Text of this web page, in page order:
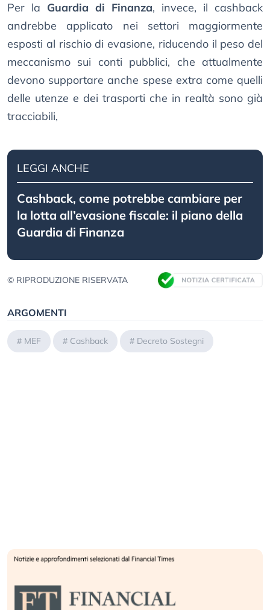
Per la Guardia di Finanza, invece, il cashback
andrebbe applicato nei settori maggiormente
esposti al rischio di evasione, riducendo il peso del
meccanismo sui conti pubblici, che attualmente
devono supportare anche spese extra come quelli
delle utenze e dei trasporti che in realtà sono già
tracciabili,
LEGGI ANCHE
Cashback, come potrebbe cambiare per
la lotta all’evasione fiscale: il piano della
Guardia di Finanza
© RIPRODUZIONE RISERVATA
ARGOMENTI
# MEF # Cashback # Decreto Sostegni